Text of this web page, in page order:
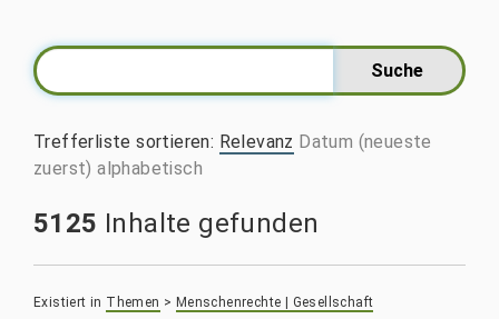
Trefferliste sortieren: Relevanz Datum (neueste
zuerst) alphabetisch
5125 Inhalte gefunden
Existiert in Themen > Menschenrechte | Gesellschaft